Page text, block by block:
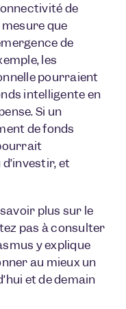
de
mesure que
de
les
pourraient
intelligente en
Si un
de fonds
et
plus sur le
pas à consulter
y explique
au mieux un
et de demain